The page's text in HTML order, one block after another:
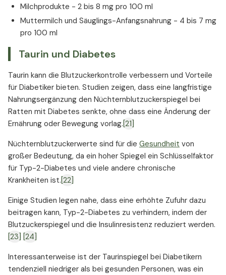
Milchprodukte - 2 bis 8 mg pro 100 ml
Muttermilch und Säuglings-Anfangsnahrung - 4 bis 7 mg
pro 100 ml
Taurin und Diabetes
Taurin kann die Blutzuckerkontrolle verbessern und Vorteile
für Diabetiker bieten. Studien zeigen, dass eine langfristige
Nahrungsergänzung den Nüchternblutzuckerspiegel bei
Ratten mit Diabetes senkte, ohne dass eine Änderung der
Ernährung oder Bewegung vorlag. [21]
Nüchternblutzuckerwerte sind für die Gesundheit von
großer Bedeutung, da ein hoher Spiegel ein Schlüsselfaktor
für Typ-2-Diabetes und viele andere chronische
Krankheiten ist. [22]
Einige Studien legen nahe, dass eine erhöhte Zufuhr dazu
beitragen kann, Typ-2-Diabetes zu verhindern, indem der
Blutzuckerspiegel und die Insulinresistenz reduziert werden.
[23]
[24]
Interessanterweise ist der Taurinspiegel bei Diabetikern
tendenziell niedriger als bei gesunden Personen, was ein